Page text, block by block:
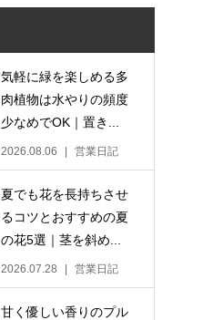
気軽に緑を楽しめる多
肉植物は水やりの頻度
少なめでOK｜置き...
2026.08.06 営業日記
夏でも花を長持ちさせ
るコツとおすすめの夏
の花5選｜茎を斜め...
2026.07.28 営業日記
甘く優しい香りのプル